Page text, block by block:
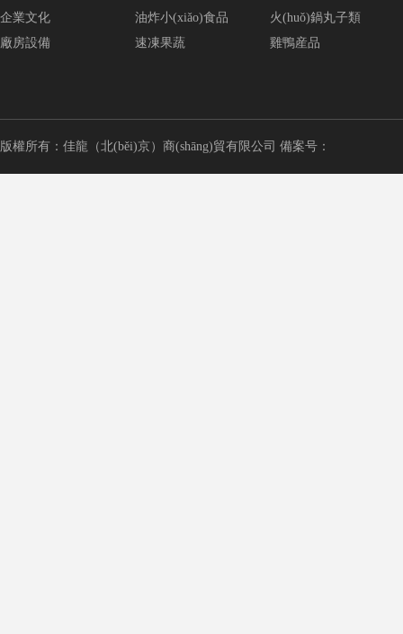
企業文化
廠房設備
油炸小(xiǎo)食品
火(huǒ)鍋丸子類
速凍果蔬
雞鴨産品
版權所有：佳龍（北(běi)京）商(shāng)貿有限公司 備案号：